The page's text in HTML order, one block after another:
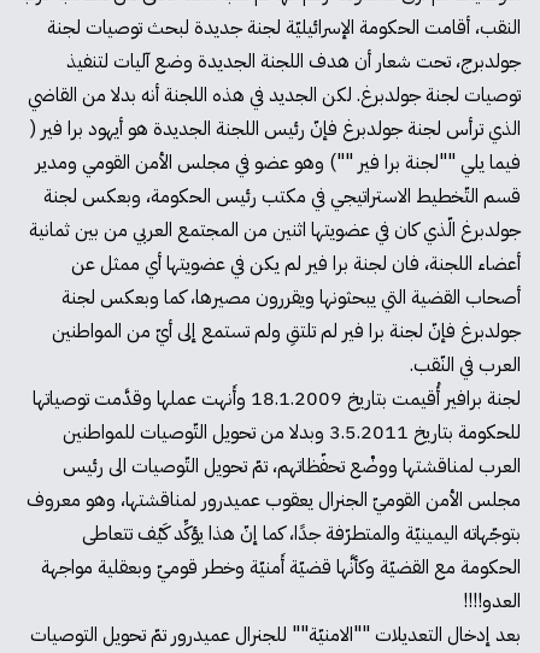
النقب، أقامت الحكومة الإسرائيليّة لجنة جديدة لبحث توصيات لجنة
جولدبرج، تحت شعار أن هدف اللجنة الجديدة وضع آليات لتنفيذ
توصيات لجنة جولدبرغ. لكن الجديد في هذه اللجنة أنه بدلا من القاضي
الذي ترأس لجنة جولدبرغ فإنّ رئيس اللجنة الجديدة هو أيهود برا فير (
فيما يلي ""لجنة برا فير "") وهو عضو في مجلس الأمن القومي ومدير
قسم التّخطيط الاستراتيجي في مكتب رئيس الحكومة، وبعكس لجنة
جولدبرغ الّذي كان في عضويتها اثنين من المجتمع العربي من بين ثمانية
أعضاء اللجنة، فان لجنة برا فير لم يكن في عضويتها أي ممثل عن
أصحاب القضية التي يبحثونها ويقررون مصيرها، كما وبعكس لجنة
جولدبرغ فإنّ لجنة برا فير لم تلتقِ ولم تستمع إلى أيّ من المواطنين
العرب في النّقب.
لجنة برافير أُقيمت بتاريخ 18.1.2009 وأَنهت عملها وقدَّمت توصياتها
للحكومة بتاريخ 3.5.2011 وبدلا من تحويل التّوصيات للمواطنين
العرب لمناقشتها ووضْع تحفّظاتهم، تمّ تحويل التّوصيات الى رئيس
مجلس الأمن القوميّ الجنرال يعقوب عميدرور لمناقشتها، وهو معروف
بتوجّهاته اليمينيّة والمتطرّفة جدًا، كما إنّ هذا يؤكِّد كَيْف تتعاطى
الحكومة مع القضيّة وكأنَّها قضيّة أَمنيّة وخطر قوميّ وبعقلية مواجهة
العدو!!!!
بعد إدخال التعديلات ""الامنيّة"" للجنرال عميدرور تمّ تحويل التوصيات